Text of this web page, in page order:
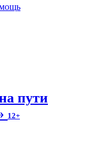
пути
12+